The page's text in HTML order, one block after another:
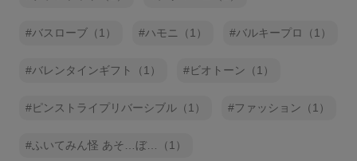
バスローブ（1） ハモニ（1） バルキープロ（1）
バレンタインギフト（1） ビオトーン（1）
ピンストライプリバーシブル（1） ファッション（1）
ふいてみん怪 あそ…ぼ…（1）